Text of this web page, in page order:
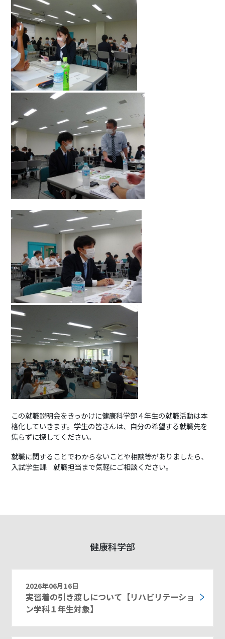
この就職説明会をきっかけに健康科学部４年生の就職活動は本
格化していきます。学生の皆さんは、自分の希望する就職先を
焦らずに探してください。
就職に関することでわからないことや相談等がありましたら、
入試学生課 就職担当まで気軽にご相談ください。
健康科学部
2026年06月16日
実習着の引き渡しについて【リハビリテーショ
ン学科１年生対象】